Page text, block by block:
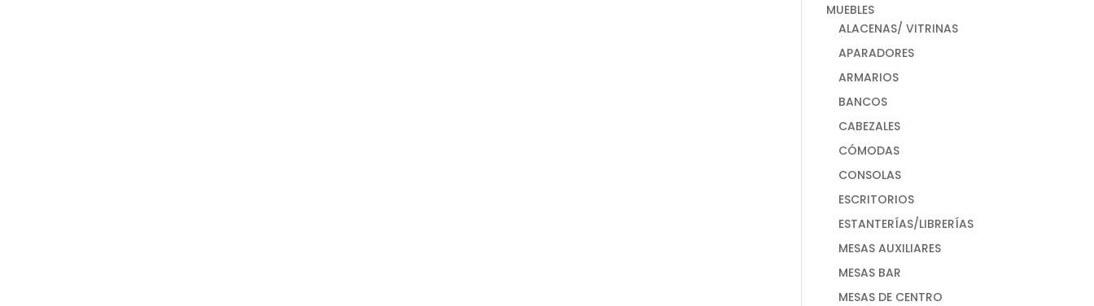
MUEBLES
ALACENAS/ VITRINAS
APARADORES
ARMARIOS
BANCOS
CABEZALES
CÓMODAS
CONSOLAS
ESCRITORIOS
ESTANTERÍAS/LIBRERÍAS
MESAS AUXILIARES
MESAS BAR
MESAS DE CENTRO